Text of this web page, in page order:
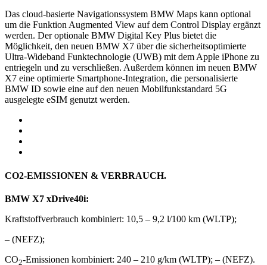
Das cloud-basierte Navigationssystem BMW Maps kann optional
um die Funktion Augmented View auf dem Control Display ergänzt
werden. Der optionale BMW Digital Key Plus bietet die
Möglichkeit, den neuen BMW X7 über die sicherheitsoptimierte
Ultra-Wideband Funktechnologie (UWB) mit dem Apple iPhone zu
entriegeln und zu verschließen. Außerdem können im neuen BMW
X7 eine optimierte Smartphone-Integration, die personalisierte
BMW ID sowie eine auf den neuen Mobilfunkstandard 5G
ausgelegte eSIM genutzt werden.
CO2-EMISSIONEN & VERBRAUCH.
BMW X7 xDrive40i:
Kraftstoffverbrauch kombiniert: 10,5 – 9,2 l/100 km (WLTP);
– (NEFZ);
CO2-Emissionen kombiniert: 240 – 210 g/km (WLTP); – (NEFZ).